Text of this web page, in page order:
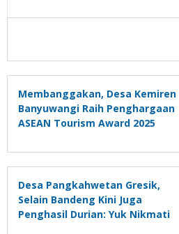
Membanggakan, Desa Kemiren
Banyuwangi Raih Penghargaan
ASEAN Tourism Award 2025
Desa Pangkahwetan Gresik,
Selain Bandeng Kini Juga
Penghasil Durian: Yuk Nikmati